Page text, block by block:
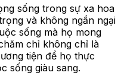
sống trong sự xa hoa
và không ngần ngại
sống mà họ mong
chỉ không chỉ là
tiện để họ thực
sống giàu sang.